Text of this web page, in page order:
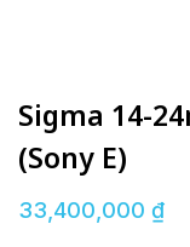
Sigma 14-
(Sony E)
33,400,000 ₫